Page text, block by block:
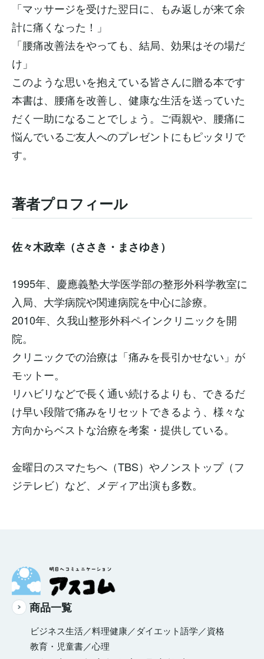
「マッサージを受けた翌日に、もみ返しが来て余
計に痛くなった！」
「腰痛改善法をやっても、結局、効果はその場だ
け」
このような思いを抱えている皆さんに贈る本です
本書は、腰痛を改善し、健康な生活を送っていた
だく一助になることでしょう。ご両親や、腰痛に
悩んでいるご友人へのプレゼントにもピッタリで
す。
著者プロフィール
佐々木政幸（ささき・まさゆき）
1995年、慶應義塾大学医学部の整形外科学教室に
入局、大学病院や関連病院を中心に診療。
2010年、久我山整形外科ペインクリニックを開
院。
クリニックでの治療は「痛みを長引かせない」が
モットー。
リハビリなどで長く通い続けるよりも、できるだ
け早い段階で痛みをリセットできるよう、様々な
方向からベストな治療を考案・提供している。
金曜日のスマたちへ（TBS）やノンストップ（フ
ジテレビ）など、メディア出演も多数。
商品一覧
ビジネス生活／料理健康／ダイエット語学／資格
教育・児童書／心理